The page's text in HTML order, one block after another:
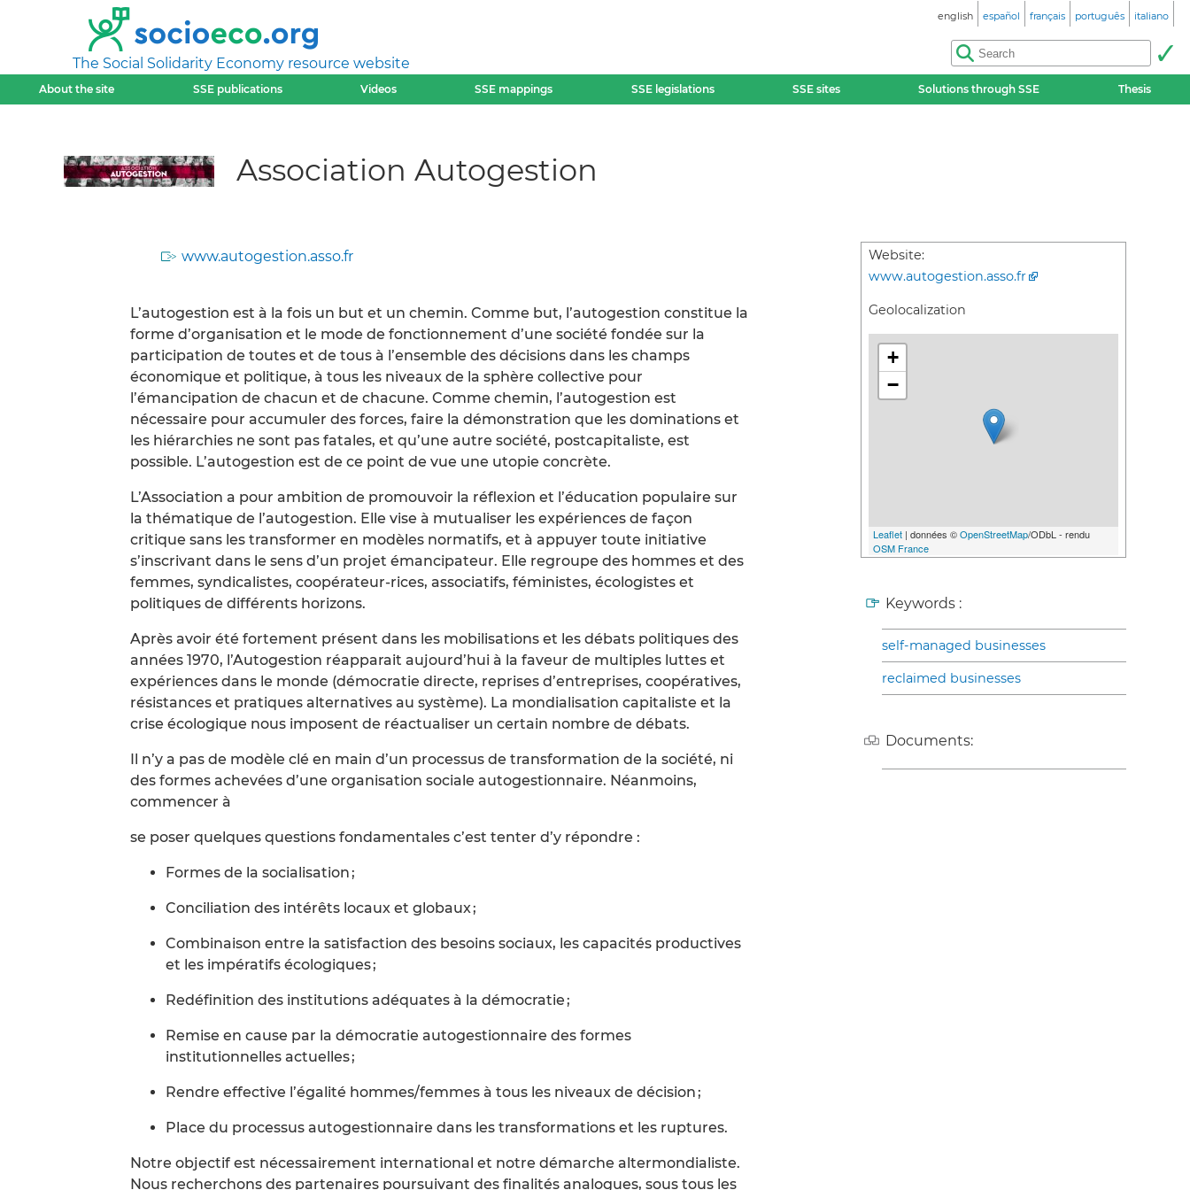
The Social Solidarity Economy resource website
english español français português italiano
About the site SSE publications Videos SSE mappings SSE legislations SSE sites Solutions through SSE Thesis
Association Autogestion
www.autogestion.asso.fr
L’autogestion est à la fois un but et un chemin. Comme but, l’autogestion constitue la
forme d’organisation et le mode de fonctionnement d’une société fondée sur la
participation de toutes et de tous à l’ensemble des décisions dans les champs
économique et politique, à tous les niveaux de la sphère collective pour
l’émancipation de chacun et de chacune. Comme chemin, l’autogestion est
nécessaire pour accumuler des forces, faire la démonstration que les dominations et
les hiérarchies ne sont pas fatales, et qu’une autre société, postcapitaliste, est
possible. L’autogestion est de ce point de vue une utopie concrète.
L’Association a pour ambition de promouvoir la réflexion et l’éducation populaire sur
la thématique de l’autogestion. Elle vise à mutualiser les expériences de façon
critique sans les transformer en modèles normatifs, et à appuyer toute initiative
s’inscrivant dans le sens d’un projet émancipateur. Elle regroupe des hommes et des
femmes, syndicalistes, coopérateur-rices, associatifs, féministes, écologistes et
politiques de différents horizons.
Après avoir été fortement présent dans les mobilisations et les débats politiques des
années 1970, l’Autogestion réapparait aujourd’hui à la faveur de multiples luttes et
expériences dans le monde (démocratie directe, reprises d’entreprises, coopératives,
résistances et pratiques alternatives au système). La mondialisation capitaliste et la
crise écologique nous imposent de réactualiser un certain nombre de débats.
Il n’y a pas de modèle clé en main d’un processus de transformation de la société, ni
des formes achevées d’une organisation sociale autogestionnaire. Néanmoins,
commencer à
se poser quelques questions fondamentales c’est tenter d’y répondre :
Formes de la socialisation ;
Conciliation des intérêts locaux et globaux ;
Combinaison entre la satisfaction des besoins sociaux, les capacités productives
et les impératifs écologiques ;
Redéfinition des institutions adéquates à la démocratie ;
Remise en cause par la démocratie autogestionnaire des formes
institutionnelles actuelles ;
Rendre effective l’égalité hommes/femmes à tous les niveaux de décision ;
Place du processus autogestionnaire dans les transformations et les ruptures.
Notre objectif est nécessairement international et notre démarche altermondialiste.
Nous recherchons des partenaires poursuivant des finalités analogues, sous tous les
Website:
www.autogestion.asso.fr
Geolocalization
+
−
Leaflet | données ©OpenStreetMap/ODbL - rendu
OSM France
Keywords :
self-managed businesses
reclaimed businesses
Documents: